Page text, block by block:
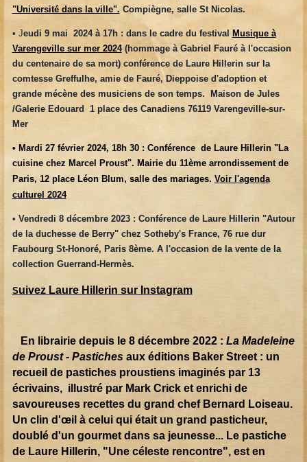
"Université dans la ville". Compiègne, salle St Nicolas.
• Jeudi 9 mai 2024 à 17h : dans le cadre du festival
Musique à
Varengeville sur mer 2024 (hommage à Gabriel Fauré à l'occasion
du centenaire de sa mort) conférence de Laure Hillerin sur la
comtesse Greffulhe, amie de Fauré, Dieppoise d'adoption et
grande mécène des musiciens de son temps. Maison de Jules
/Galerie Edouard 1 place des Canadiens 76119 Varengeville-sur-
Mer
• Mardi 27 février 2024, 18h 30 : Conférence de Laure Hillerin "La
cuisine chez Marcel Proust". Mairie du 11ème arrondissement de
Paris, 12 place Léon Blum, salle des mariages. Voir l'agenda
culturel 2024
• Vendredi 8 décembre 2023 : Conférence de Laure Hillerin "Autour
de la duchesse de Berry" chez Sotheby's France, 76 rue dur
Faubourg St-Honoré, Paris 8ème. A l'occasion de la vente de la
collection Guerrand-Hermès.
Suivez Laure Hillerin sur Instagram
En librairie depuis le 8 décembre 2022 : La Madeleine
de Proust - Pastichesaux éditions Baker Street : un
recueil de pastiches proustiens imaginés par 13
écrivains, illustré par Mark Crick et enrichi de
savoureuses recettes du grand chef Bernard Loiseau.
Un clin d'œil à celui qui était un grand pasticheur,
doublé d'un gourmet dans sa jeunesse... Le pastiche
de Laure Hillerin, "Une céleste rencontre", est en